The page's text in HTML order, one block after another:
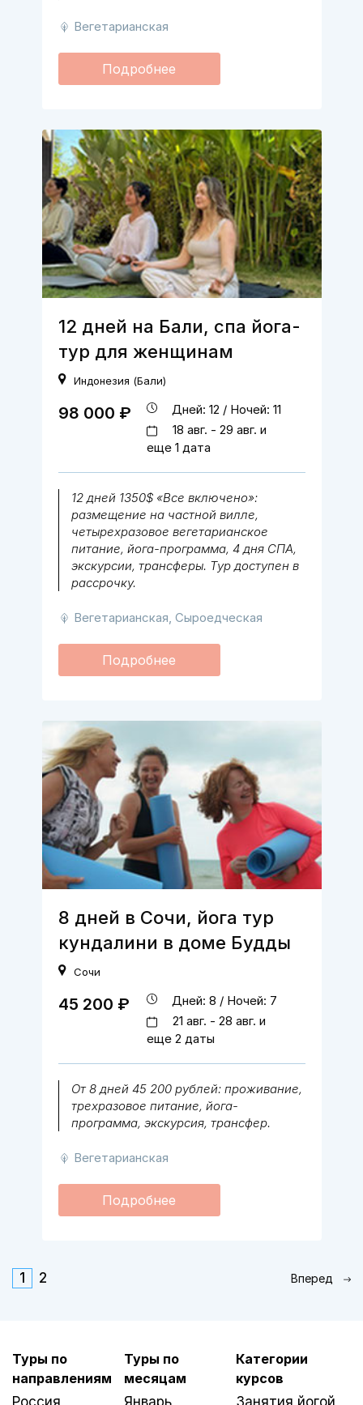
Вегетарианская
Подробнее
12 дней на Бали, спа йога-
тур для женщинам
Индонезия (Бали)
12 дней 1350$ «Все включено»:
размещение на частной вилле,
четырехразовое вегетарианское
питание, йога-программа, 4 дня СПА,
экскурсии, трансферы. Тур доступен в
рассрочку.
Вегетарианская, Сыроедческая
98 000 ₽
Дней: 12 / Ночей: 11
18 авг. - 29 авг. и
еще 1 дата
Подробнее
8 дней в Сочи, йога тур
кундалини в доме Будды
Сочи
От 8 дней 45 200 рублей: проживание,
трехразовое питание, йога-
программа, экскурсия, трансфер.
Вегетарианская
45 200 ₽
Дней: 8 / Ночей: 7
21 авг. - 28 авг. и
еще 2 даты
Подробнее
1 2 Вперед
Туры по
направлениям
Россия
Туры по
месяцам
Январь
Категории
курсов
Занятия йогой